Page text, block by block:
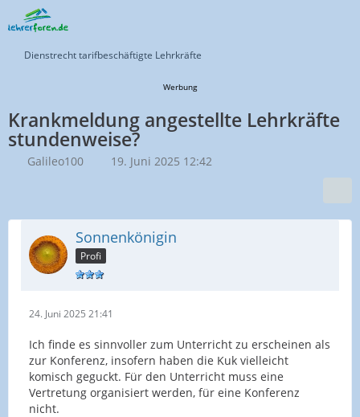
Dienstrecht tarifbeschäftigte Lehrkräfte
Werbung
Krankmeldung angestellte Lehrkräfte
stundenweise?
Galileo100 19. Juni 2025 12:42
Sonnenkönigin
Profi
24. Juni 2025 21:41
Ich finde es sinnvoller zum Unterricht zu erscheinen als
zur Konferenz, insofern haben die Kuk vielleicht
komisch geguckt. Für den Unterricht muss eine
Vertretung organisiert werden, für eine Konferenz
nicht.